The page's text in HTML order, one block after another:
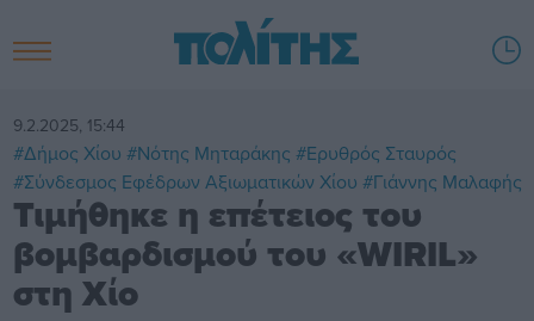
9.2.2025, 15:44
#Δήμος Χίου #Νότης Μηταράκης #Ερυθρός Σταυρός
#Σύνδεσμος Εφέδρων Αξιωματικών Χίου #Γιάννης Μαλαφής
Τιμήθηκε η επέτειος του
βομβαρδισμού του «WIRIL»
στη Χίο